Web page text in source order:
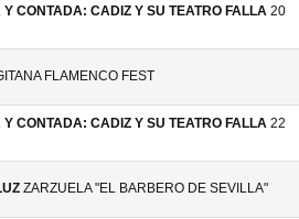
Y CONTADA: CADIZ Y SU TEATRO FALLA 20
FLAMENCO FEST
Y CONTADA: CADIZ Y SU TEATRO FALLA 22
ZARZUELA "EL BARBERO DE SEVILLA"